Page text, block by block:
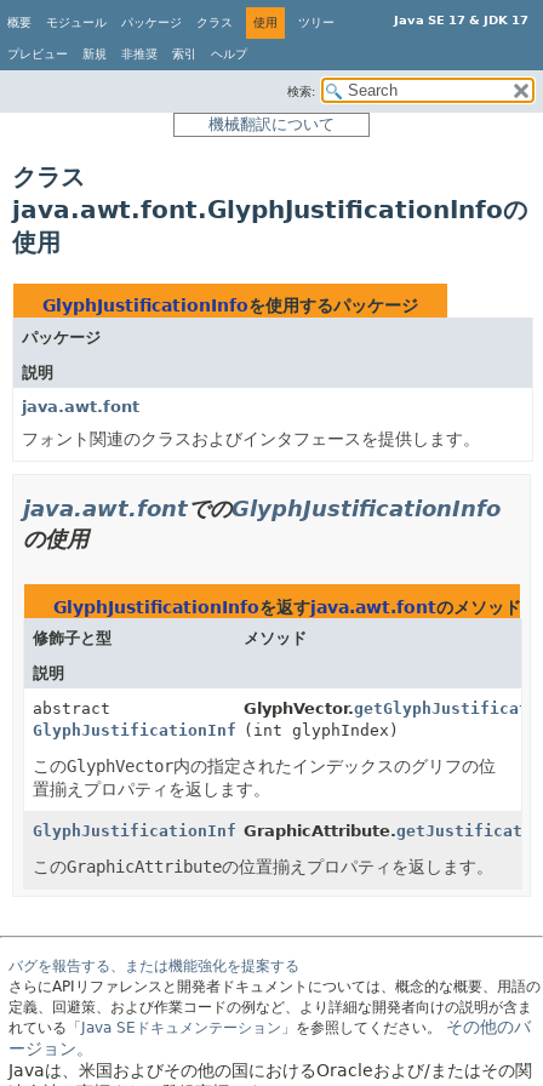
Java SE 17 & JDK 17
概要 モジュール パッケージ クラス 使用 ツリー
プレビュー 新規 非推奨 索引 ヘルプ
検索:
機械翻訳について
クラス
java.awt.font.GlyphJustificationInfoの
使用
GlyphJustificationInfoを使用するパッケージ
パッケージ
説明
java.awt.font
フォント関連のクラスおよびインタフェースを提供します。
java.awt.fontでのGlyphJustificationInfo
の使用
GlyphJustificationInfoを返すjava.awt.fontのメソッド
修飾子と型
メソッド
説明
abstract
GlyphJustificationInfo
GlyphVector.
(int glyphIndex)
このGlyphVector内の指定されたインデックスのグリフの位
置揃えプロパティを返します。
GlyphJustificationInfoGraphicAttribute.
このGraphicAttributeの位置揃えプロパティを返します。
バグを報告する、または機能強化を提案する
さらにAPIリファレンスと開発者ドキュメントについては、概念的な概要、用語の
定義、回避策、および作業コードの例など、より詳細な開発者向けの説明が含ま
れている 「Java SEドキュメンテーション」 を参照してください。
その他のバ
ージョン。
Javaは、米国およびその他の国におけるOracleおよび/またはその関